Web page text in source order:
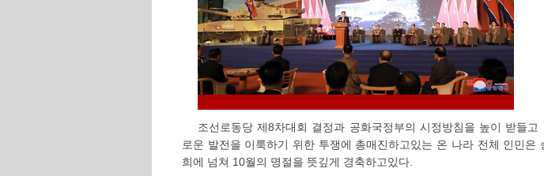
조선로동당 제8차대회 결정과 공화국정부의 시정방침을 높이 받들고
로운 발전을 이룩하기 위한 투쟁에 총매진하고있는 온 나라 전체 인민은
희에 넘쳐 10월의 명절을 뜻깊게 경축하고있다.